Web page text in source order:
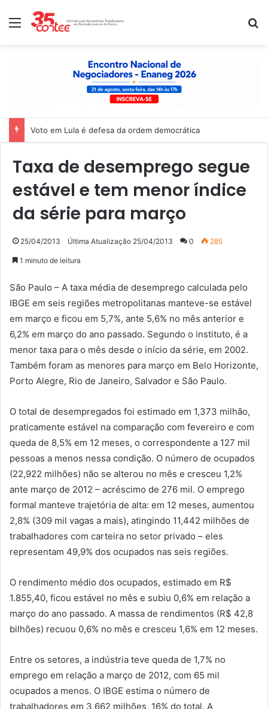
Menu
Voto em Lula é defesa da ordem democrática
Taxa de desemprego segue
estável e tem menor índice
da série para março
25/04/2013 Última Atualização 25/04/2013 0 285
1 minuto de leitura
São Paulo – A taxa média de desemprego calculada pelo
IBGE em seis regiões metropolitanas manteve-se estável
em março e ficou em 5,7%, ante 5,6% no mês anterior e
6,2% em março do ano passado. Segundo o instituto, é a
menor taxa para o mês desde o início da série, em 2002.
Também foram as menores para março em Belo Horizonte,
Porto Alegre, Rio de Janeiro, Salvador e São Paulo.
O total de desempregados foi estimado em 1,373 milhão,
praticamente estável na comparação com fevereiro e com
queda de 8,5% em 12 meses, o correspondente a 127 mil
pessoas a menos nessa condição. O número de ocupados
(22,922 milhões) não se alterou no mês e cresceu 1,2%
ante março de 2012 – acréscimo de 276 mil. O emprego
formal manteve trajetória de alta: em 12 meses, aumentou
2,8% (309 mil vagas a mais), atingindo 11,442 milhões de
trabalhadores com carteira no setor privado – eles
representam 49,9% dos ocupados nas seis regiões.
O rendimento médio dos ocupados, estimado em R$
1.855,40, ficou estável no mês e subiu 0,6% em relação a
março do ano passado. A massa de rendimentos (R$ 42,8
bilhões) recuou 0,6% no mês e cresceu 1,6% em 12 meses.
Entre os setores, a indústria teve queda de 1,7% no
emprego em relação a março de 2012, com 65 mil
ocupados a menos. O IBGE estima o número de
trabalhadores em 3,662 milhões, 16% do total. A